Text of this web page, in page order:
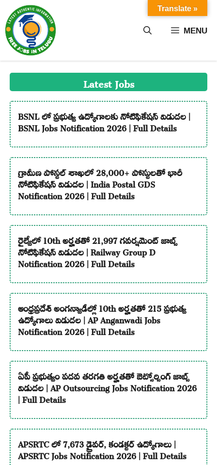
content MENU
Latest Jobs
BSNL లో ప్రభుత్వ ఉద్యోగాలకు నోటిఫికేషన్ విడుదల |
BSNL Jobs Notification 2026 | Full Details
గ్రామీణ పోస్టల్ శాఖలో 28,000+ పోస్టులతో భారీ
నోటిఫికేషన్ విడుదల | India Postal GDS
Notification 2026 | Full Details
రైల్వేలో 10th అర్హతతో 21,997 గవర్నమెంట్ జాబ్స్
నోటిఫికేషన్ విడుదల | Railway Group D
Notification 2026 | Full Details
ఆంధ్రప్రదేశ్ అంగన్వాడీల్లో 10th అర్హతతో 215 ప్రభుత్వ
ఉద్యోగాలు విడుదల | AP Anganwadi Jobs
Notification 2026 | Full Details
ఏపీ ప్రభుత్వం పదవ తరగతి అర్హతతో ఔట్సోర్సింగ్ జాబ్స్
విడుదల | AP Outsourcing Jobs Notification 2026
| Full Details
APSRTC లో 7,673 డ్రైవర్, కండక్టర్ ఉద్యోగాలు |
APSRTC Jobs Notification 2026 | Full Details
Translate »